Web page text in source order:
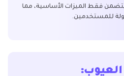
يتضمن فقط الميزات الأساسية، مما
للمستخدمين.
العيوب: